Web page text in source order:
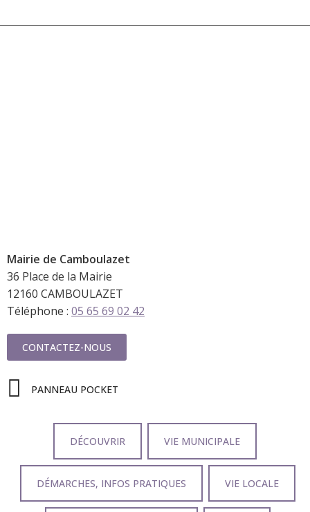
Mairie de Camboulazet
36 Place de la Mairie
12160 CAMBOULAZET
Téléphone : 05 65 69 02 42
CONTACTEZ-NOUS
PANNEAU POCKET
DÉCOUVRIR VIE MUNICIPALE
DÉMARCHES, INFOS PRATIQUES VIE LOCALE